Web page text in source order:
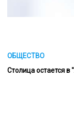
ОБЩЕСТВО
Cтолица остается в